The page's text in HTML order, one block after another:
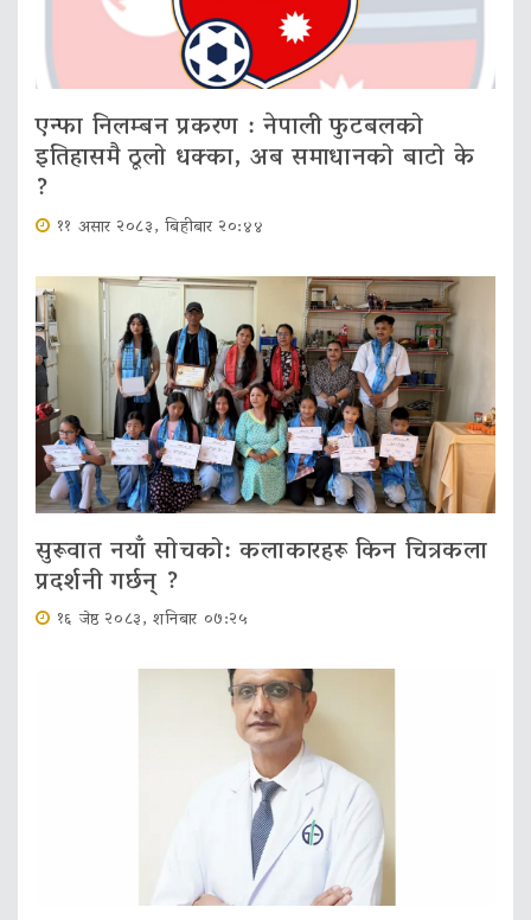
एन्फा निलम्बन प्रकरण : नेपाली फुटबलको
इतिहासमै ठूलो धक्का, अब समाधानको बाटो के
?
११ असार २०८३, बिहीबार २०:४४
सुरूवात नयाँ सोचको: कलाकारहरू किन चित्रकला
प्रदर्शनी गर्छन् ?
१६ जेष्ठ २०८३, शनिबार ०७:२५